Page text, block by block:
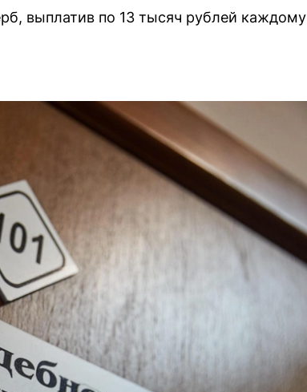
выплатив по 13 тысяч рублей каждому